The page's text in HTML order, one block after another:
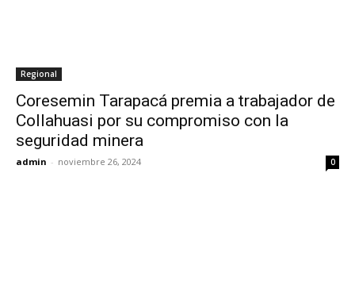
Regional
Coresemin Tarapacá premia a trabajador de
Collahuasi por su compromiso con la
seguridad minera
admin - noviembre 26, 2024 0